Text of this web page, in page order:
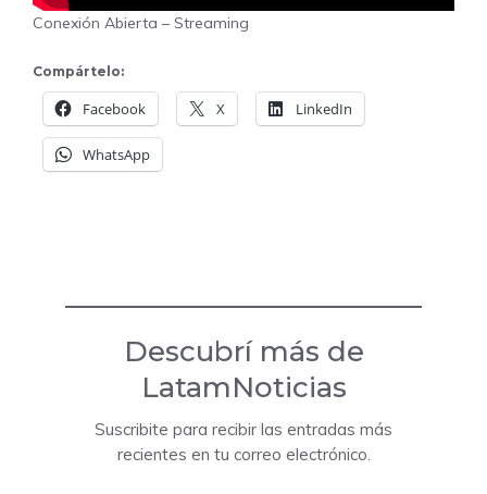
Conexión Abierta – Streaming
Compártelo:
Facebook X LinkedIn
WhatsApp
Descubrí más de
LatamNoticias
Suscribite para recibir las entradas más
recientes en tu correo electrónico.